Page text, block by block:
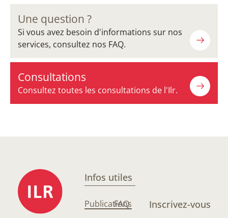
Une question ?
Si vous avez besoin d'informations sur nos
services, consultez nos FAQ.
Consultations
Consultez toutes les consultations de l'Ilr.
Infos utiles
Publications
FAQ Inscrivez-vous